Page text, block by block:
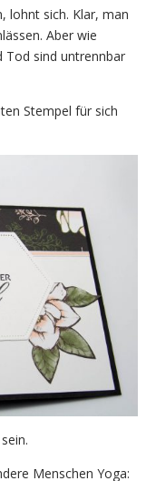
lohnt sich. Klar, man
Aber wie
Tod sind untrennbar
Stempel für sich
Menschen Yoga: